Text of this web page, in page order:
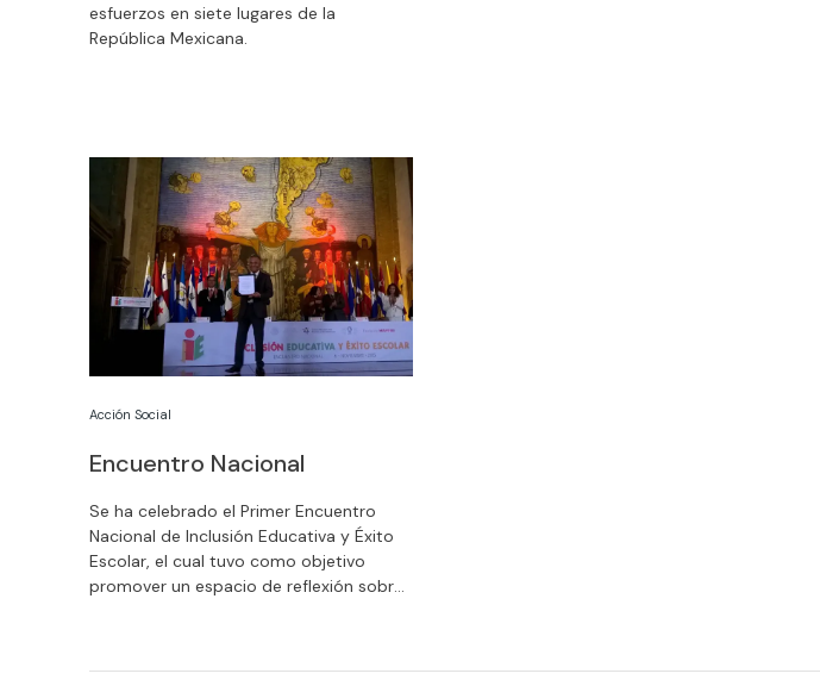
esfuerzos en siete lugares de la
República Mexicana.
Encuentro Nacional
Acción Social
Se ha celebrado el Primer Encuentro
Nacional de Inclusión Educativa y Éxito
Escolar, el cual tuvo como objetivo
promover un espacio de reflexión sobre